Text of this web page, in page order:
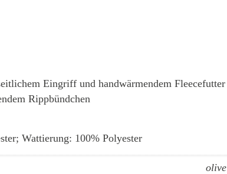
Eingriff und handwärmendem Fleecefutter
Rippbündchen
Wattierung: 100% Polyester
olive